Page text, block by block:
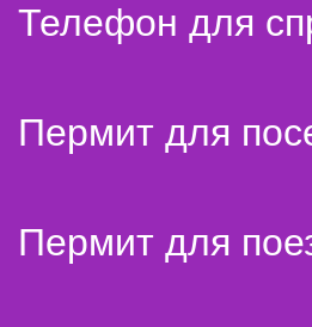
Телефон для
Пермит для
Пермит для